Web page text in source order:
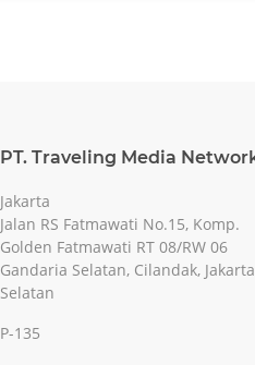
PT. Traveling Media
Jakarta
Jalan RS Fatmawati No.15, Komp.
Golden Fatmawati RT 08/RW 06
Gandaria Selatan, Cilandak, Jakarta
Selatan
P-135